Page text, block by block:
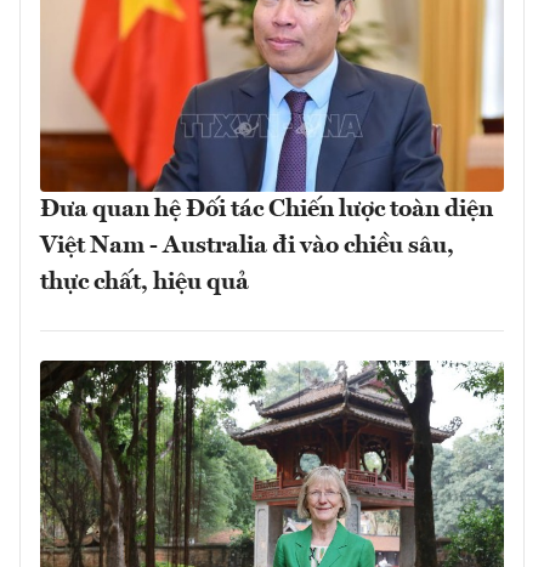
Đưa quan hệ Đối tác Chiến lược toàn diện
Việt Nam - Australia đi vào chiều sâu,
thực chất, hiệu quả